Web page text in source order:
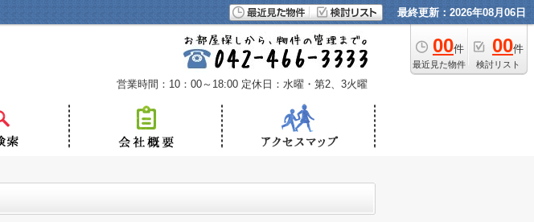
最終更新：2026年08月06日
00件
最近見た物件
00件
検討リスト
営業時間：10：00～18:00 定休日：水曜・第2、3火曜